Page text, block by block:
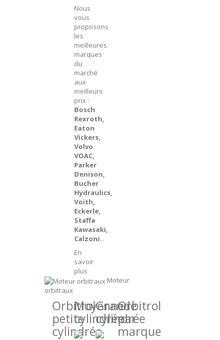
Nous
vous
proposons
les
meilleures
marques
du
marché
aux
meilleurs
prix :
Bosch
Rexroth,
Eaton
Vickers,
Volvo
VOAC,
Parker
Denison,
Bucher
Hydraulics,
Voith,
Eckerle,
Staffa
Kawasaki,
Calzoni...
En
savoir
plus
Moteur
orbitraux
Orbitrol
petite
cylindrée
Moyenne
cylindrée
Grande
cylindrée
Orbitrol
par
marque